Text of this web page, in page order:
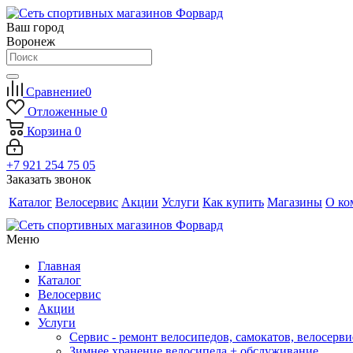
Ваш город
Воронеж
Сравнение0
Отложенные 0
Корзина 0
+7 921 254 75 05
Заказать звонок
Каталог Велосервис Акции Услуги Как купить Магазины О
Меню
Главная
Каталог
Велосервис
Акции
Услуги
Сервис - ремонт велосипедов, самокатов,